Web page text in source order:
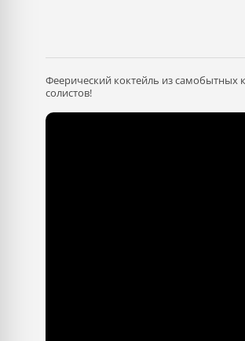
Феерический коктейль из самобытных
солистов!